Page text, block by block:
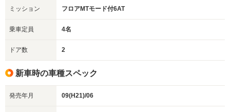
ミッション フロアMTモード付6AT
乗車定員 4名
ドア数 2
新車時の車種スペック
発売年月 09(H21)/06